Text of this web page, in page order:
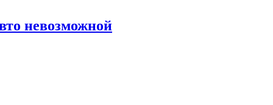
невозможной